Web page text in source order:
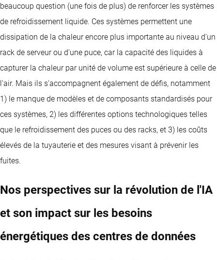
beaucoup question (une fois de plus) de renforcer les systèmes
de refroidissement liquide. Ces systèmes permettent une
dissipation de la chaleur encore plus importante au niveau d'un
rack de serveur ou d'une puce, car la capacité des liquides à
capturer la chaleur par unité de volume est supérieure à celle de
l'air. Mais ils s'accompagnent également de défis, notamment
1) le manque de modèles et de composants standardisés pour
ces systèmes, 2) les différentes options technologiques telles
que le refroidissement des puces ou des racks, et 3) les coûts
élevés de la tuyauterie et des mesures visant à prévenir les
fuites.
Nos perspectives sur la révolution de l'IA
et son impact sur les besoins
énergétiques des centres de données